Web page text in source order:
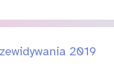
2019